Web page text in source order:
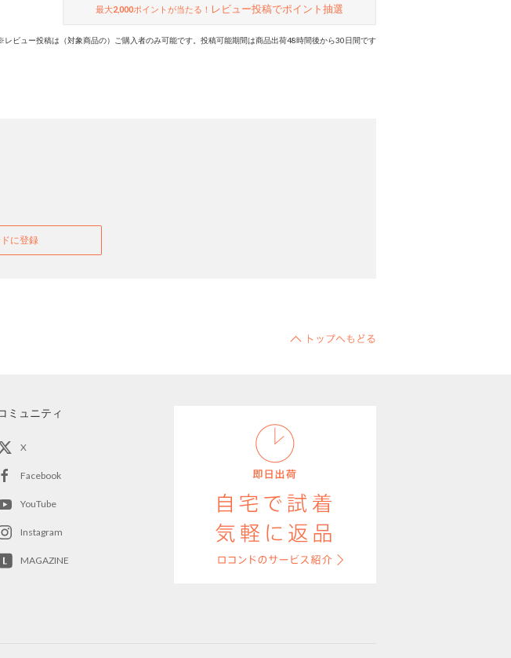
最大2,000ポイントが当たる！ レビュー投稿でポイント抽選
レビュー投稿は（対象商品の）ご購入者のみ可能です。投稿可能期間は商品出荷48時間後から30日間です
に登録
ミュニティ
X
Facebook
YouTube
Instagram
MAGAZINE